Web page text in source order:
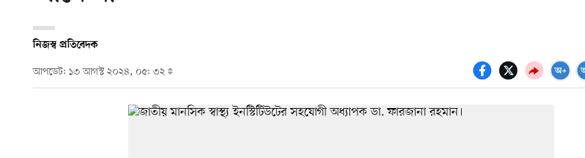
নিজস্ব প্রতিবেদক
আপডেট: ১৩ আগস্ট ২০২৪, ০৫: ৩২